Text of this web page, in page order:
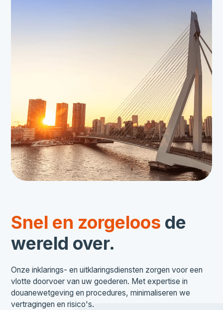
Snel en zorgeloos de
wereld over.
Onze inklarings- en uitklaringsdiensten zorgen voor een
vlotte doorvoer van uw goederen. Met expertise in
douanewetgeving en procedures, minimaliseren we
vertragingen en risico's.